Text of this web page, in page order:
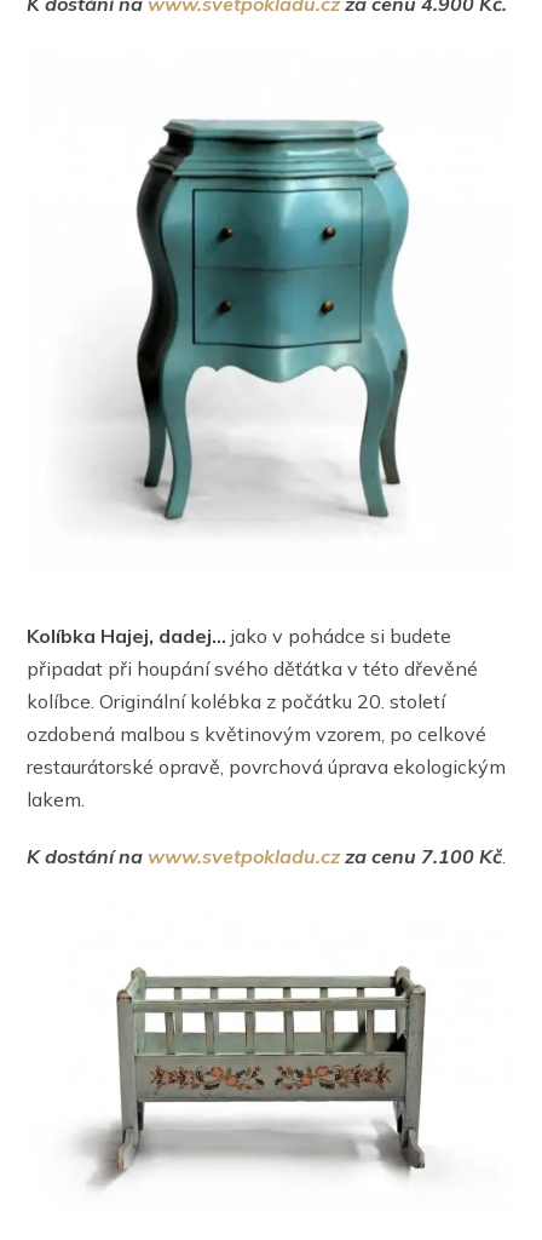
Kolíbka Hajej, dadej…jako v pohádce si budete
připadat při houpání svého děťátka v této dřevěné
kolíbce. Originální kolébka z počátku 20. století
ozdobená malbou s květinovým vzorem, po celkové
restaurátorské opravě, povrchová úprava ekologickým
lakem.
K dostání na www.svetpokladu.czza cenu 7.100 Kč